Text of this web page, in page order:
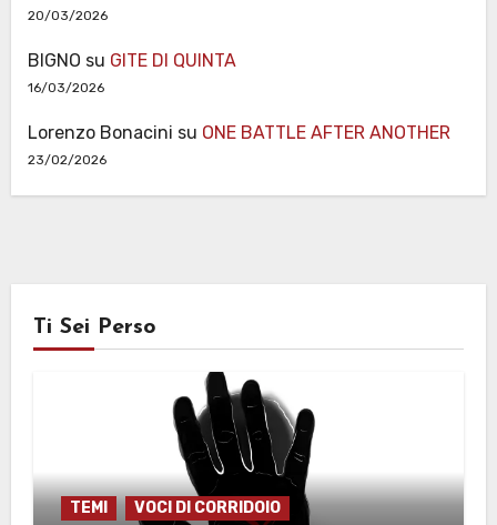
20/03/2026
BIGNO su GITE DI QUINTA
16/03/2026
Lorenzo Bonacini su ONE BATTLE AFTER ANOTHER
23/02/2026
Ti Sei Perso
TEMI VOCI DI CORRIDOIO